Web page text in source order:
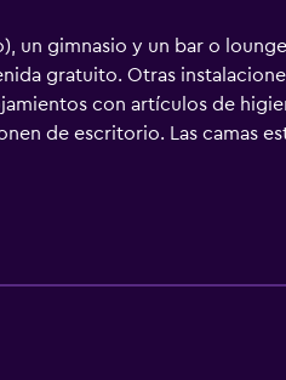
un gimnasio y un bar o
gratuito. Otras
con artículos de
de escritorio. Las camas
baños están equipados
por la web gracias a